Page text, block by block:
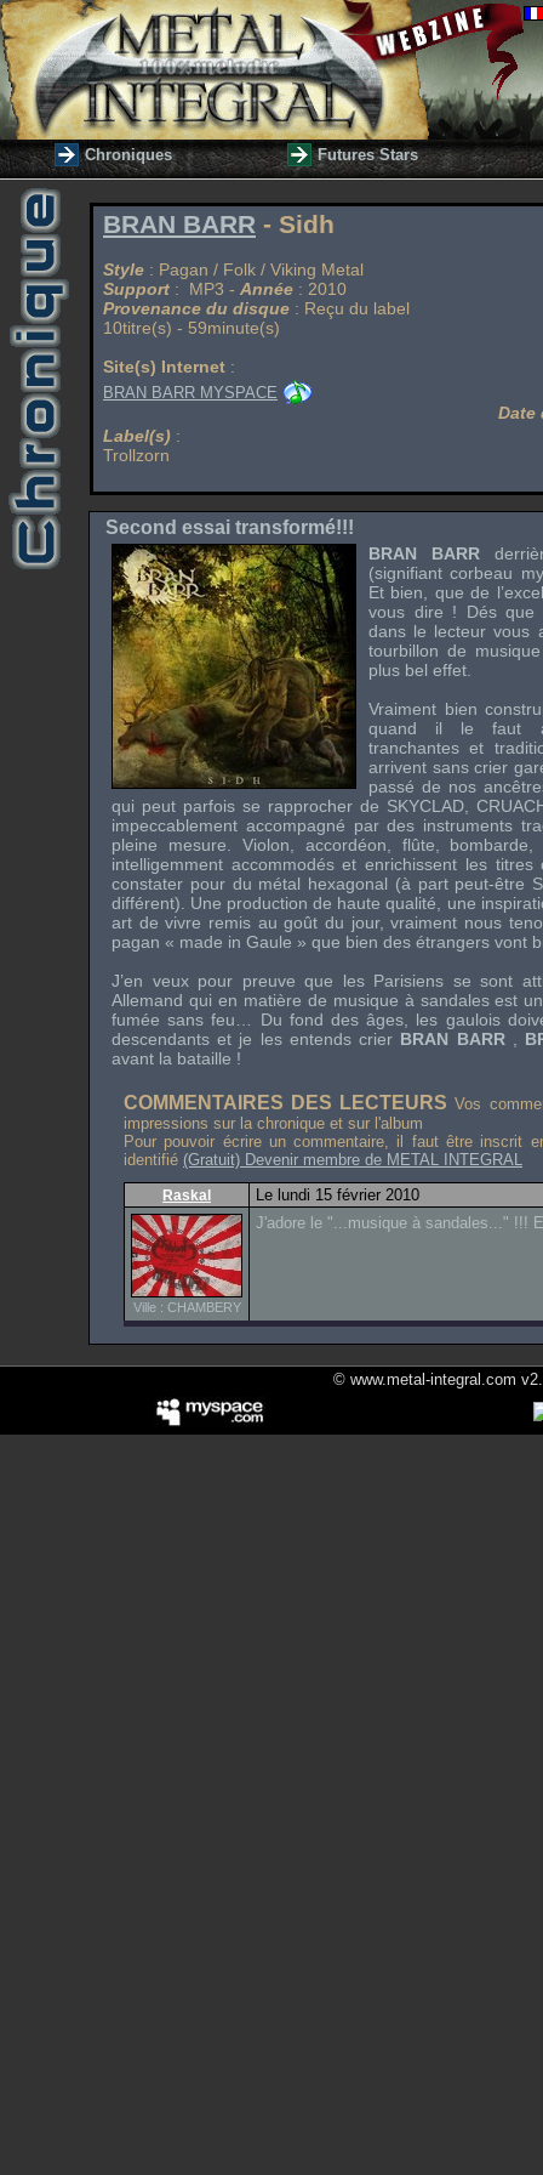
Chroniques Futures Stars
BRAN BARR - Sidh
Style : Pagan / Folk / Viking Metal
Support : MP3 - Année : 2010
Provenance du disque : Reçu du label
10titre(s) - 59minute(s)
Site(s) Internet :
BRAN BARR MYSPACE
Label(s) :
Trollzorn
Date
Second essai transformé!!!
BRAN BARR
(signifiant corbeau
Et bien, que de
vous dire ! Dés que
dans le lecteur vous
tourbillon de
plus bel effet.
Vraiment bien
quand il le faut
tranchantes et
arrivent sans crier
passé de nos
qui peut parfois se rapprocher de SKYCLAD
impeccablement accompagné par des instruments
pleine mesure. Violon, accordéon, flûte,
intelligemment accommodés et enrichissent les
constater pour du métal hexagonal (à part peut-être
différent). Une production de haute qualité, une
art de vivre remis au goût du jour, vraiment nous
pagan « made in Gaule » que bien des étrangers vont
J’en veux pour preuve que les Parisiens se sont
Allemand qui en matière de musique à sandales est
fumée sans feu… Du fond des âges, les gaulois
descendants et je les entends crier BRAN BARR,
avant la bataille !
COMMENTAIRES DES LECTEURS Vos
impressions sur la chronique et sur l'album
Pour pouvoir écrire un commentaire, il faut être inscrit
identifié (Gratuit) Devenir membre de METAL INTEGRAL
Raskal Le lundi 15 février 2010
Ville : CHAMBERY
J'adore le "...musique à sandales..." !!!
© www.metal-integral.com